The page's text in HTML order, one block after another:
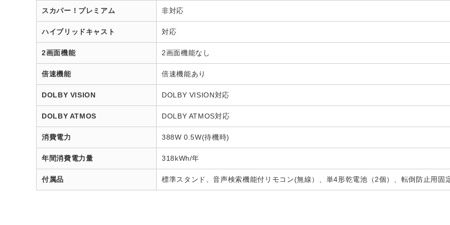
スカパー！プレミアム 非対応
ハイブリッドキャスト 対応
2画面機能 2画面機能なし
倍速機能 倍速機能あり
DOLBY VISION DOLBY VISION対応
DOLBY ATMOS DOLBY ATMOS対応
消費電力 388W 0.5W(待機時)
年間消費電力量 318kWh/年
付属品 標準スタンド、音声検索機能付リモコン(無線）、単4形乾電池（2個）、転倒防止用固